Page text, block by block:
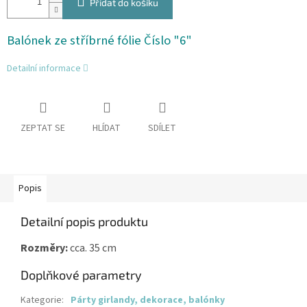
Přidat do košíku
Balónek ze stříbrné fólie Číslo "6"
Detailní informace
ZEPTAT SE HLÍDAT SDÍLET
Popis
Detailní popis produktu
Rozměry:cca. 35 cm
Doplňkové parametry
Kategorie: Párty girlandy, dekorace, balónky